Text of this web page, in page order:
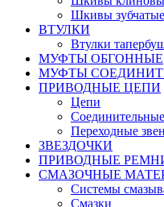
Шкивы зубчатые
ВТУЛКИ
Втулки
МУФТЫ ОБГОННЫЕ
МУФТЫ
ПРИВОДНЫЕ ЦЕПИ
Цепи
Переходные
ЗВЕЗДОЧКИ
ПРИВОДНЫЕ
СМАЗОЧНЫЕ
Системы
Смазки